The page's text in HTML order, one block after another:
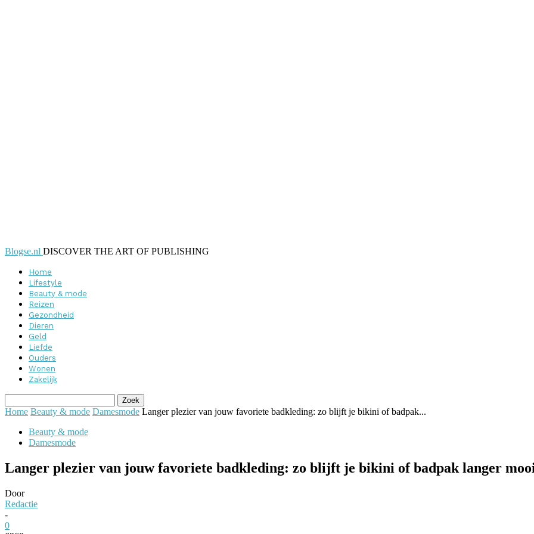
Blogse.nl DISCOVER THE ART OF PUBLISHING
Home
Lifestyle
Beauty & mode
Reizen
Gezondheid
Dieren
Geld
Liefde
Ouders
Wonen
Zakelijk
Home Beauty & mode Damesmode Langer plezier van jouw favoriete badkleding: zo blijft je bikini of badpak...
Beauty & mode
Damesmode
Langer plezier van jouw favoriete badkleding: zo blijft je bikini of badpak langer
Door
Redactie
-
0